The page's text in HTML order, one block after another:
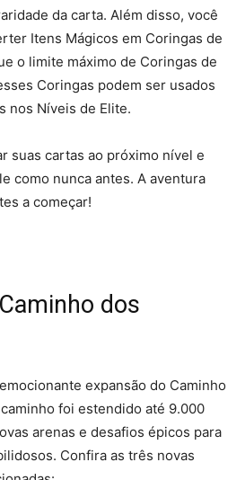
da carta. Além disso, você
Itens Mágicos em Coringas de
o limite máximo de Coringas de
Coringas podem ser usados
nos Níveis de Elite.
suas cartas ao próximo nível e
como nunca antes. A aventura
a começar!
dos
expansão do Caminho
foi estendido até 9.000
arenas e desafios épicos para
Confira as três novas